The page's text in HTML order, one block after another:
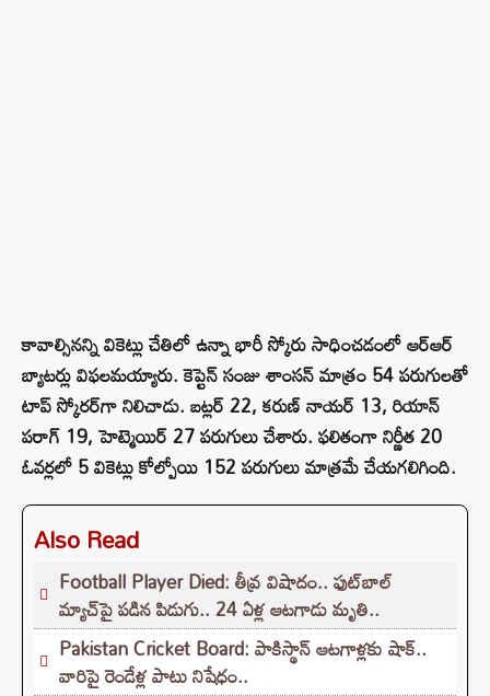
కావాల్సినన్ని వికెట్లు చేతిలో ఉన్నా భారీ స్కోరు సాధించడంలో ఆర్ఆర్
బ్యాటర్లు విఫలమయ్యారు. కెప్టెన్ సంజు శాంసన్ మాత్రం 54 పరుగులతో
టాప్ స్కోరర్‌గా నిలిచాడు. బట్లర్ 22, కరుణ్ నాయర్ 13, రియాన్
పరాగ్ 19, హెట్మెయిర్ 27 పరుగులు చేశారు. ఫలితంగా నిర్ణీత 20
ఓవర్లలో 5 వికెట్లు కోల్పోయి 152 పరుగులు మాత్రమే చేయగలిగింది.
Also Read
Football Player Died: తీవ్ర విషాదం.. ఫుట్‌బాల్
మ్యాచ్‌పై పడిన పిడుగు.. 24 ఏళ్ల ఆటగాడు మృతి..
Pakistan Cricket Board: పాకిస్థాన్ ఆటగాళ్లకు షాక్..
వారిపై రెండేళ్ల పాటు నిషేధం..